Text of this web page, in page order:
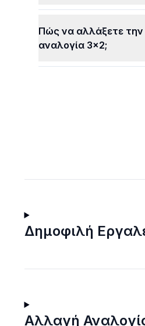
Πώς να αλλάξετε την
αναλογία 3x2;
Δημοφιλή
Αλλαγή